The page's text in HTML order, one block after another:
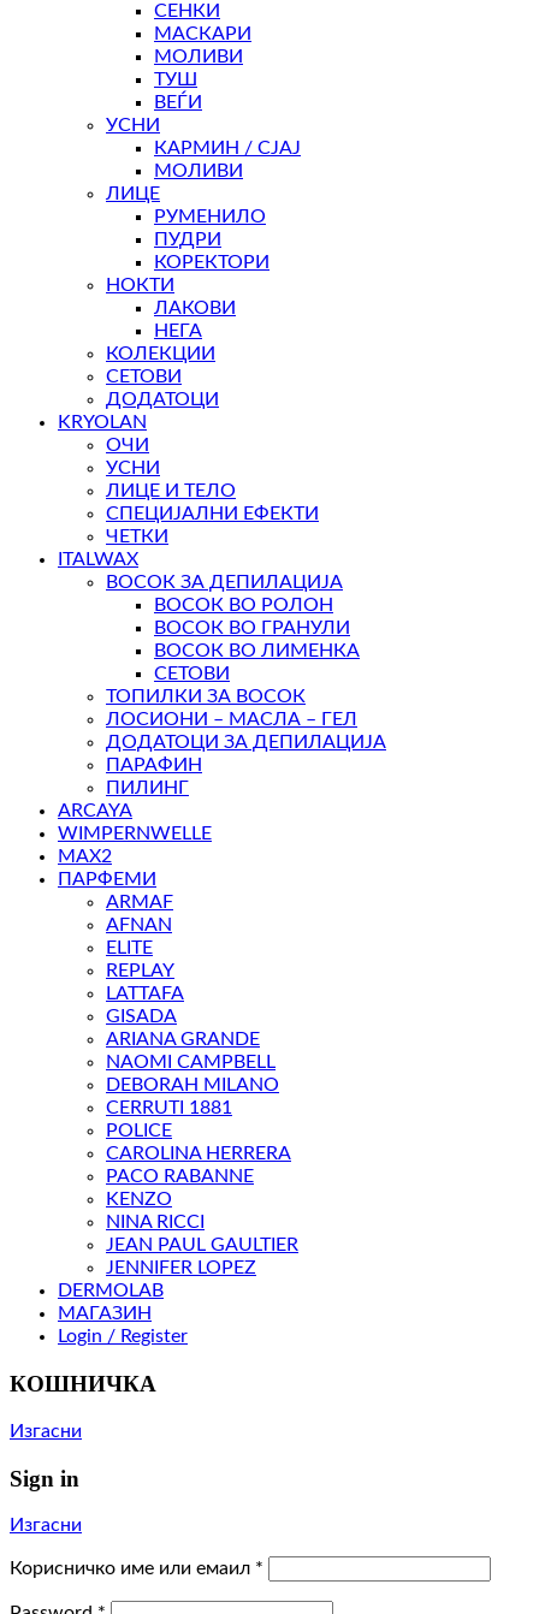
СЕНКИ
МАСКАРИ
МОЛИВИ
ТУШ
ВЕЃИ
УСНИ
КАРМИН / СЈАЈ
МОЛИВИ
ЛИЦЕ
РУМЕНИЛО
ПУДРИ
КОРЕКТОРИ
НОКТИ
ЛАКОВИ
НЕГА
КОЛЕКЦИИ
СЕТОВИ
ДОДАТОЦИ
KRYOLAN
ОЧИ
УСНИ
ЛИЦЕ И ТЕЛО
СПЕЦИЈАЛНИ ЕФЕКТИ
ЧЕТКИ
ITALWAX
ВОСОК ЗА ДЕПИЛАЦИЈА
ВОСОК ВО РОЛОН
ВОСОК ВО ГРАНУЛИ
ВОСОК ВО ЛИМЕНКА
СЕТОВИ
ТОПИЛКИ ЗА ВОСОК
ЛОСИОНИ – МАСЛА – ГЕЛ
ДОДАТОЦИ ЗА ДЕПИЛАЦИЈА
ПАРАФИН
ПИЛИНГ
ARCAYA
WIMPERNWELLE
MAX2
ПАРФЕМИ
ARMAF
AFNAN
ELITE
REPLAY
LATTAFA
GISADA
ARIANA GRANDE
NAOMI CAMPBELL
DEBORAH MILANO
CERRUTI 1881
POLICE
CAROLINA HERRERA
PACO RABANNE
KENZO
NINA RICCI
JEAN PAUL GAULTIER
JENNIFER LOPEZ
DERMOLAB
МАГАЗИН
Login / Register
КОШНИЧКА
Изгасни
Sign in
Изгасни
Корисничко име или емаил *